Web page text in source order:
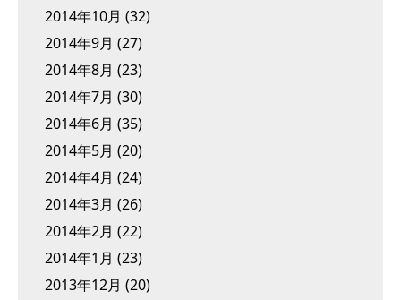
2014年10月 (32)
2014年9月 (27)
2014年8月 (23)
2014年7月 (30)
2014年6月 (35)
2014年5月 (20)
2014年4月 (24)
2014年3月 (26)
2014年2月 (22)
2014年1月 (23)
2013年12月 (20)